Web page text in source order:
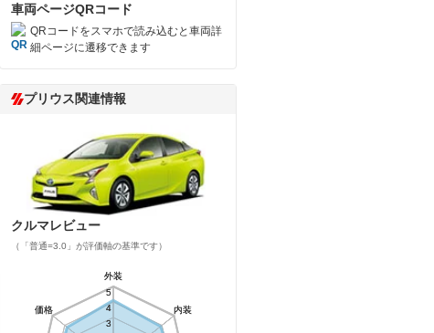
車両ページQRコード
QRコードをスマホで読み込むと車両詳
細ページに遷移できます
プリウス関連情報
クルマレビュー
（「普通=3.0」が評価軸の基準です）
外装
内装
価格
3
4
5
外装
内装
価格
3
4
5